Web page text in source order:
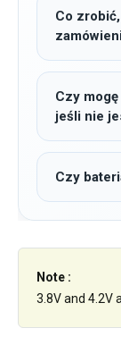
Co
Czy
jeśli nie
Czy
Note :
3.8V and 4.2V